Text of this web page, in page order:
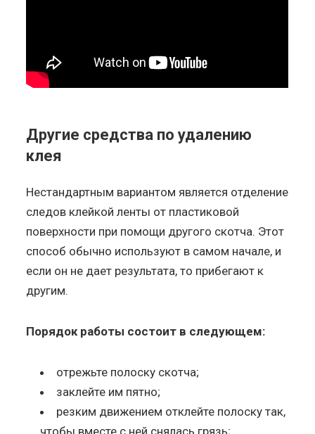
Другие средства по удалению
клея
Нестандартным вариантом является отделение
следов клейкой ленты от пластиковой
поверхности при помощи другого скотча. Этот
способ обычно используют в самом начале, и
если он не дает результата, то прибегают к
другим.
Порядок работы состоит в следующем:
отрежьте полоску скотча;
заклейте им пятно;
резким движением отклейте полоску так,
чтобы вместе с ней снялась грязь;